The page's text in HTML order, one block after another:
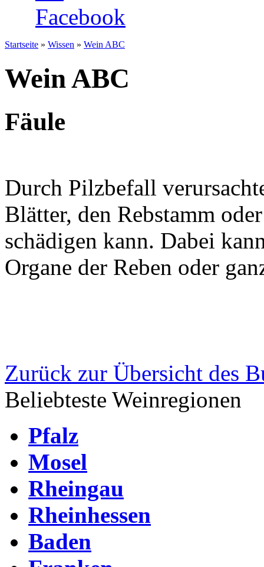
Startseite » Wissen » Wein ABC
Wein ABC
Fäule
Durch Pilzbefall
Blätter, den Rebstamm
schädigen kann. Dabei
Organe der Reben oder
Zurück zur Übersicht des
Beliebteste Weinregionen
Pfalz
Mosel
Rheingau
Rheinhessen
Baden